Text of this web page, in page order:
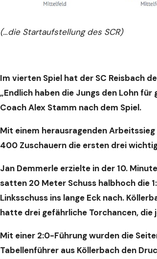
(…die Startaufstellung des SCR)
Im vierten Spiel hat der SC Reisbach
„Endlich haben die Jungs den Lohn
Coach Alex Stamm nach dem Spiel.
Mit einem herausragenden
400 Zuschauern die ersten drei
Jan Demmerle erzielte in der 10.
satten 20 Meter Schuss halbhoch die
Linksschuss ins lange Eck nach.
hatte drei gefährliche Torchancen, die
Mit einer 2:0-Führung wurden die
Tabellenführer aus Köllerbach den